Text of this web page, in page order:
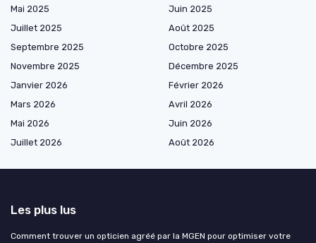
Mai 2025
Juin 2025
Juillet 2025
Août 2025
Septembre 2025
Octobre 2025
Novembre 2025
Décembre 2025
Janvier 2026
Février 2026
Mars 2026
Avril 2026
Mai 2026
Juin 2026
Juillet 2026
Août 2026
Les plus lus
Comment trouver un opticien agréé par la MGEN pour optimiser votre